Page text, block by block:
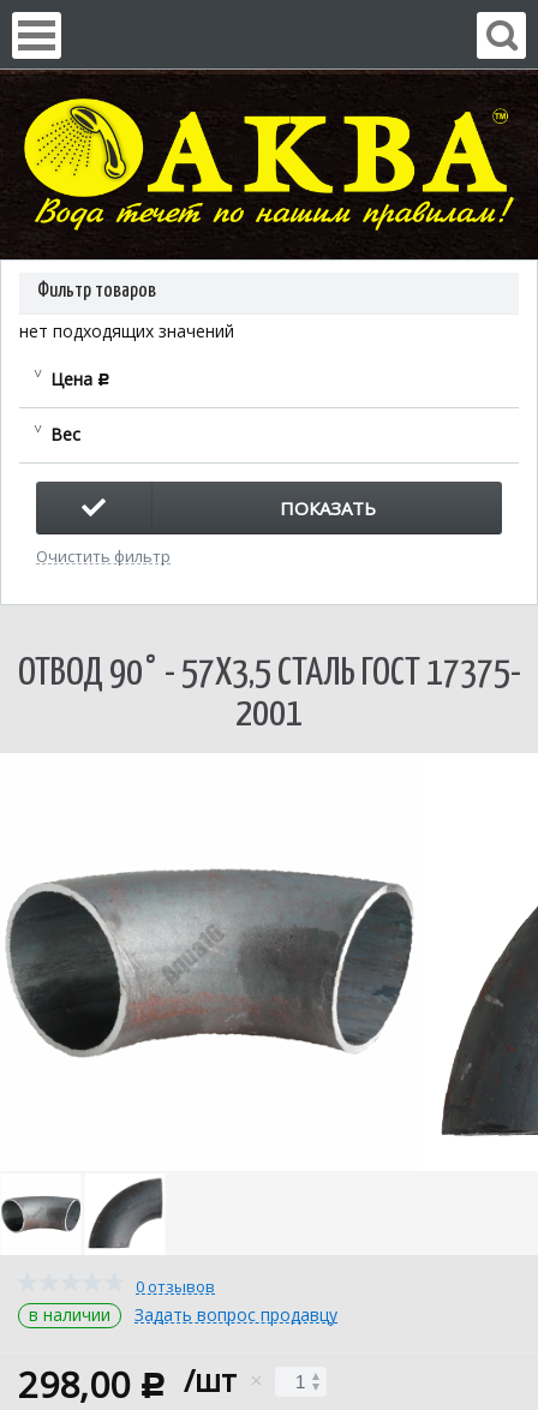
Фильтр товаров
нет подходящих значений
Цена c
Вес
ПОКАЗАТЬ
Очистить фильтр
ОТВОД 90° - 57Х3,5 СТАЛЬ ГОСТ 17375-
2001
0 отзывов
в наличии Задать вопрос продавцу
298,00 c /шт